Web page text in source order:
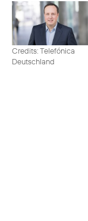
Credits: Telefónica
Deutschland